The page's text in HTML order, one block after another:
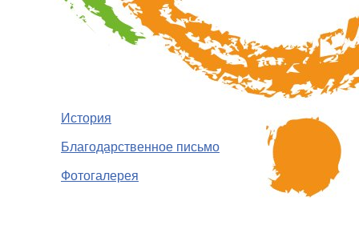
История
Благодарственное письмо
Фотогалерея